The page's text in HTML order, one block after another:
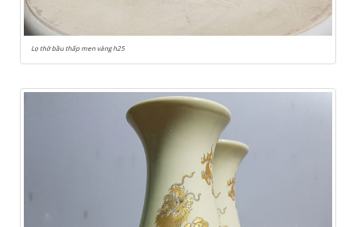
Lọ thờ bầu thấp men vàng h25